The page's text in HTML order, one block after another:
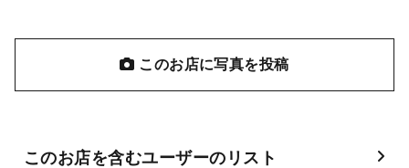
このお店に写真を投稿
このお店を含むユーザーのリスト